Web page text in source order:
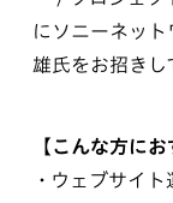
にソニーネッ
雄氏をお招きし
【こんな方にお
ウェブサイト